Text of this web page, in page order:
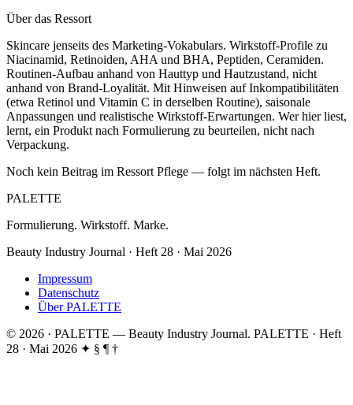
Über das Ressort
Skincare jenseits des Marketing-Vokabulars. Wirkstoff-Profile zu
Niacinamid, Retinoiden, AHA und BHA, Peptiden, Ceramiden.
Routinen-Aufbau anhand von Hauttyp und Hautzustand, nicht
anhand von Brand-Loyalität. Mit Hinweisen auf Inkompatibilitäten
(etwa Retinol und Vitamin C in derselben Routine), saisonale
Anpassungen und realistische Wirkstoff-Erwartungen. Wer hier liest,
lernt, ein Produkt nach Formulierung zu beurteilen, nicht nach
Verpackung.
Noch kein Beitrag im Ressort Pflege — folgt im nächsten Heft.
PALETTE
Formulierung. Wirkstoff. Marke.
Beauty Industry Journal · Heft 28 · Mai 2026
Impressum
Datenschutz
Über PALETTE
© 2026 · PALETTE — Beauty Industry Journal. PALETTE · Heft
28 · Mai 2026 ✦ § ¶ †